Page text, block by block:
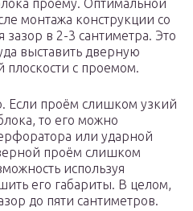
проёму. Оптимальной
монтажа конструкции со
зазор в 2-3 сантиметра. Это
выставить дверную
плоскости с проемом.
Если проём слишком узкий
то его можно
или ударной
проём слишком
используя
его габариты. В целом,
до пяти сантиметров.